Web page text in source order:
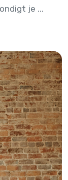
je ...